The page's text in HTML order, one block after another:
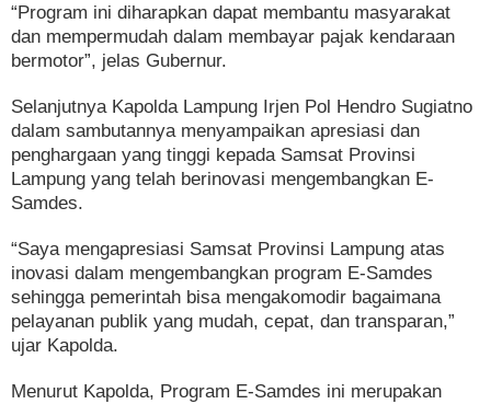
“Program ini diharapkan dapat membantu masyarakat
dan mempermudah dalam membayar pajak kendaraan
bermotor”, jelas Gubernur.
Selanjutnya Kapolda Lampung Irjen Pol Hendro Sugiatno
dalam sambutannya menyampaikan apresiasi dan
penghargaan yang tinggi kepada Samsat Provinsi
Lampung yang telah berinovasi mengembangkan E-
Samdes.
“Saya mengapresiasi Samsat Provinsi Lampung atas
inovasi dalam mengembangkan program E-Samdes
sehingga pemerintah bisa mengakomodir bagaimana
pelayanan publik yang mudah, cepat, dan transparan,”
ujar Kapolda.
Menurut Kapolda, Program E-Samdes ini merupakan